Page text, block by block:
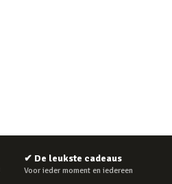
✔ De leukste cadeaus
Voor ieder moment en iedereen